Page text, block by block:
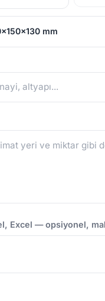
mm
Excel — opsiyonel,